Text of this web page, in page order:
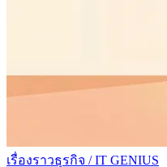
เรื่องราวธุรกิจ / IT GENIUS